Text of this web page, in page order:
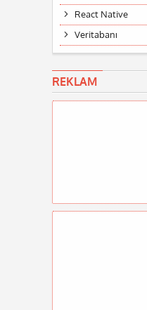
React Native
Veritabanı
REKLAM